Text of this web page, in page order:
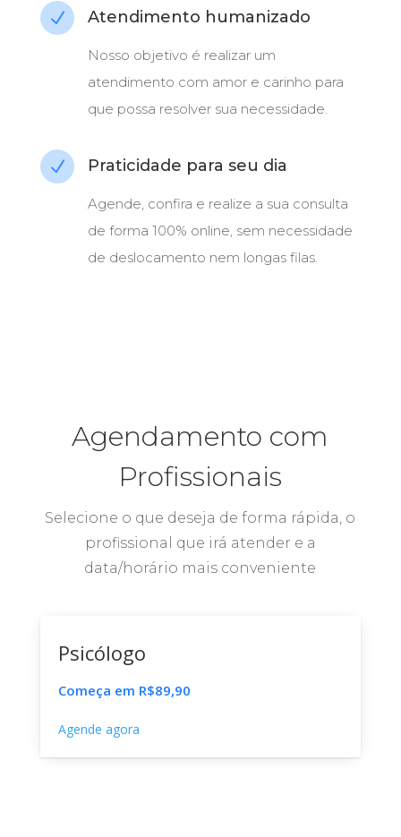
N Atendimento humanizado
Nosso objetivo é realizar um
atendimento com amor e carinho para
que possa resolver sua necessidade.
N Praticidade para seu dia
Agende, confira e realize a sua consulta
de forma 100% online, sem necessidade
de deslocamento nem longas filas.
Agendamento com
Profissionais
Selecione o que deseja de forma rápida, o
profissional que irá atender e a
data/horário mais conveniente
Psicólogo
Começa em R$89,90
Agende agora